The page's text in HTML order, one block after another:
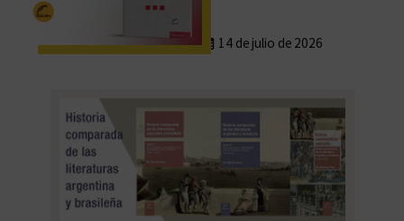
14 de julio de 2026